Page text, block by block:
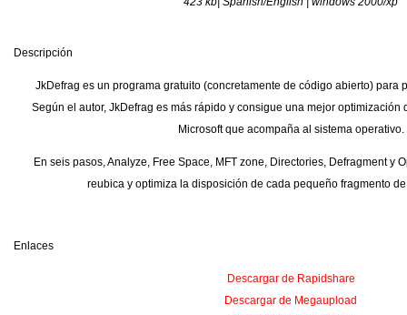
Descripción
JkDefrag es un programa gratuito (concretamente de código abierto) para
Según el autor, JkDefrag es más rápido y consigue una mejor optimización
Microsoft que acompaña al sistema operativo.
En seis pasos, Analyze, Free Space, MFT zone, Directories, Defragment y
reubica y optimiza la disposición de cada pequeño fragmento
Enlaces
Descargar de Rapidshare
Descargar de Megaupload